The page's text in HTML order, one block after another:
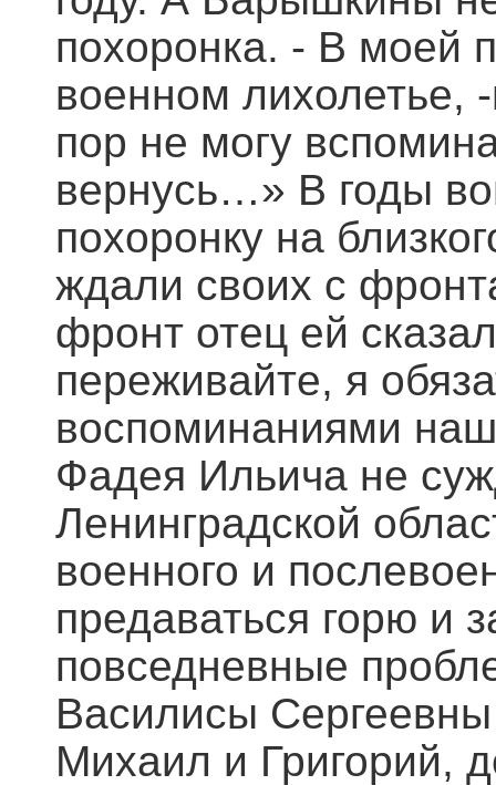
похоронка. - В моей
военном лихолетье,
пор не могу
вернусь…» В годы
похоронку на
ждали своих с
фронт отец ей
переживайте, я
воспоминаниями
Фадея Ильича не
Ленинградской
военного и
предаваться горю и
повседневные
Василисы
Михаил и Григорий,